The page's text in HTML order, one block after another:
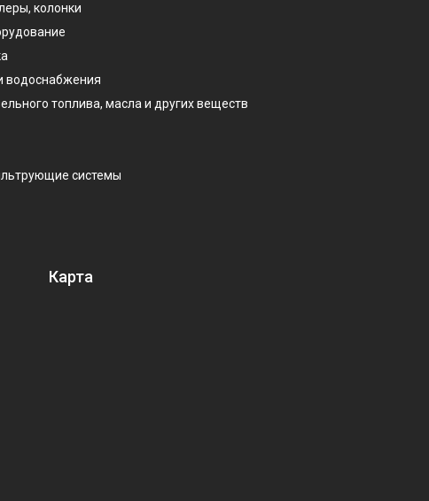
колонки
водоснабжения
топлива, масла и других веществ
системы
Карта